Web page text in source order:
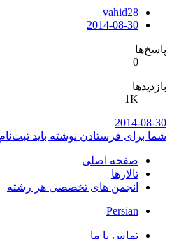
vahid28
2014-08-30
پاسخ‌ها
0
بازدیدها
1K
2014-08-30
شما برای فرستادن نوشته باید
صفحه اصلی
تالارها
انجمن های تخصصی هر رشته
Persian
تماس با ما